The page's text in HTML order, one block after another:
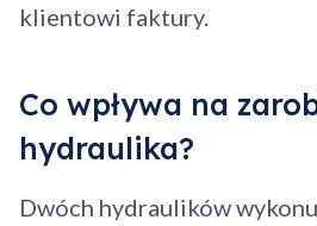
klientowi faktury.
Co wpływa na
hydraulika?
Dwóch hydraulików